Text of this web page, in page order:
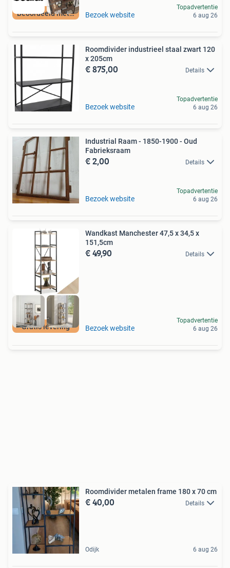
Beoordeeld met 9+ Bezoek website
Topadvertentie
6 aug 26
Roomdivider industrieel staal zwart 120
x 205cm
€ 875,00 Details
Bezoek website
Topadvertentie
6 aug 26
Industrial Raam - 1850-1900 - Oud
Fabrieksraam
€ 2,00 Details
Bezoek website
Topadvertentie
6 aug 26
Gratis levering
Wandkast Manchester 47,5 x 34,5 x
151,5cm
€ 49,90 Details
Bezoek website
Topadvertentie
6 aug 26
Roomdivider metalen frame 180 x 70 cm
€ 40,00 Details
Odijk 6 aug 26